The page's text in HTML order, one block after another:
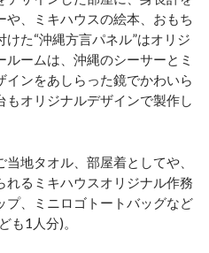
、ミキハウスの絵本、おもち
た“沖縄方言パネル”はオリジ
ームは、沖縄のシーサーとミ
ンをあしらった鏡でかわいら
もオリジナルデザインで製作し
地タオル、部屋着としてや、
れるミキハウスオリジナル作務
プ、ミニロゴトートバッグなど
も1人分)。